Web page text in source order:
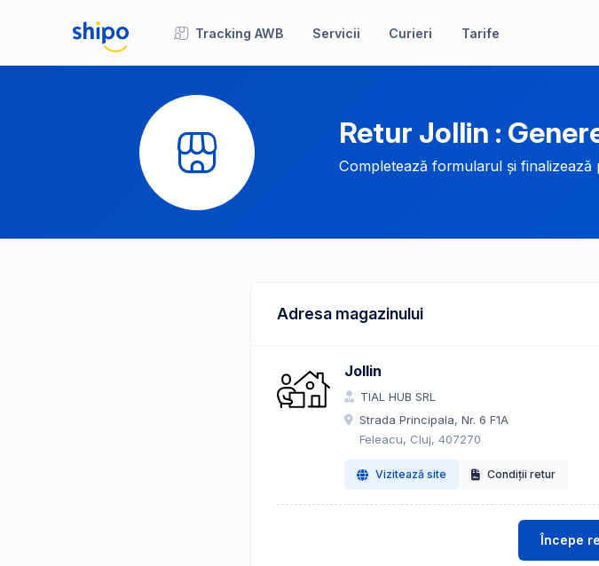
Tracking AWB Servicii Curieri Tarife
Retur Jollin :
Completează formularul și
Adresa magazinului
Jollin
TIAL HUB SRL
Strada Principala, Nr. 6 F1A
Feleacu, Cluj, 407270
Vizitează site Condiții retur
Începe